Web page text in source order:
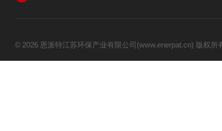
© 2026 恩派特江苏环保产业有限公司(www.enerpat.cn) 版权